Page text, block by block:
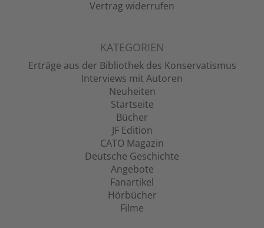
Vertrag widerrufen
KATEGORIEN
Erträge aus der Bibliothek des Konservatismus
Interviews mit Autoren
Neuheiten
Startseite
Bücher
JF Edition
CATO Magazin
Deutsche Geschichte
Angebote
Fanartikel
Hörbücher
Filme